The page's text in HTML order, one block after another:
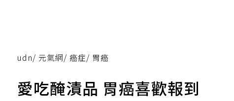
udn/ 元氣網/ 癌症/ 胃癌
愛吃醃漬品 胃癌喜歡報到